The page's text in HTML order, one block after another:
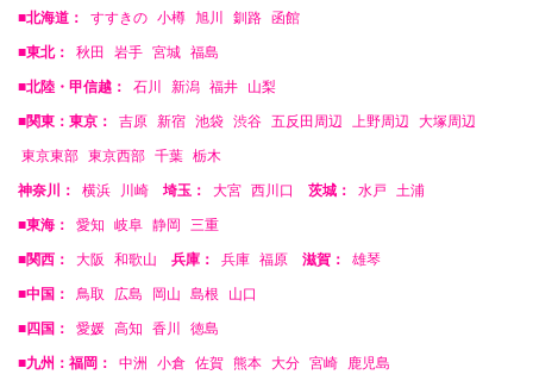
■北海道： すすきの 小樽 旭川 釧路 函館
■東北： 秋田 岩手 宮城 福島
■北陸・甲信越： 石川 新潟 福井 山梨
■関東：東京： 吉原 新宿 池袋 渋谷 五反田周辺 上野周辺 大塚周辺
東京東部 東京西部 千葉 栃木
神奈川： 横浜 川崎 埼玉： 大宮 西川口 茨城： 水戸 土浦
■東海： 愛知 岐阜 静岡 三重
■関西： 大阪 和歌山 兵庫： 兵庫 福原 滋賀： 雄琴
■中国： 鳥取 広島 岡山 島根 山口
■四国： 愛媛 高知 香川 徳島
■九州：福岡： 中洲 小倉 佐賀 熊本 大分 宮崎 鹿児島